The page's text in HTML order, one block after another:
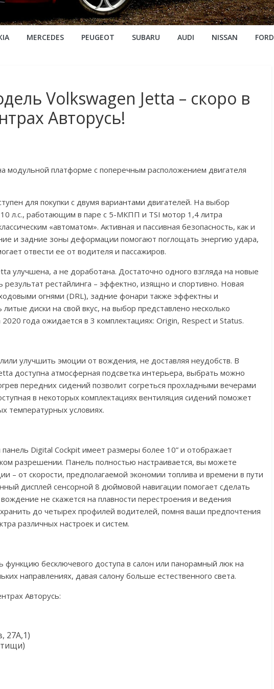
MERCEDES PEUGEOT SUBARU AUDI NISSAN FORD
Volkswagen Jetta – скоро в
Авторусь!
модульной платформе с поперечным расположением двигателя
для покупки с двумя вариантами двигателей. На выбор
л.с., работающим в паре с 5-МКПП и TSI мотор 1,4 литра
«автоматом». Активная и пассивная безопасность, как и
и задние зоны деформации помогают поглощать энергию удара,
отвести ее от водителя и пассажиров.
улучшена, а не доработана. Достаточно одного взгляда на новые
рестайлинга – эффектно, изящно и спортивно. Новая
огнями (DRL), задние фонари также эффектны и
диски на свой вкус, на выбор представлено несколько
года ожидается в 3 комплектациях: Origin, Respect и Status.
улучшить эмоции от вождения, не доставляя неудобств. В
доступна атмосферная подсветка интерьера, выбрать можно
передних сидений позволит согреться прохладными вечерами
в некоторых комплектациях вентиляция сидений поможет
температурных условиях.
Digital Cockpit имеет размеры более 10” и отображает
разрешении. Панель полностью настраивается, вы можете
– от скорости, предполагаемой экономии топлива и времени в пути
дисплей сенсорной 8 дюймовой навигации помогает сделать
не скажется на плавности перестроения и ведения
до четырех профилей водителей, помня ваши предпочтения
различных настроек и систем.
бесключевого доступа в салон или панорамный люк на
направлениях, давая салону больше естественного света.
Авторусь:
27А,1)